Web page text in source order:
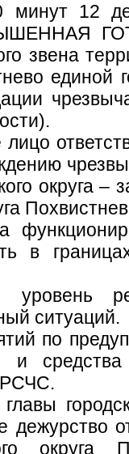
12
звена
единой
округа –
в границах
ситуаций.
по
и
РСЧС.
дежурство
округа